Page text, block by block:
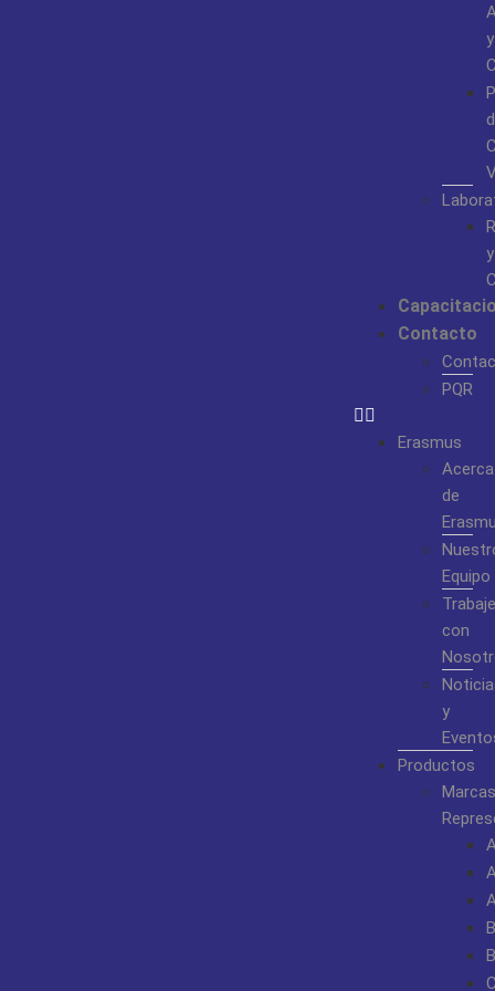
y
y
Contacto
PQR
Erasmus
Acerca
de
Equipo
Trabaje
con
y
Productos
Marcas